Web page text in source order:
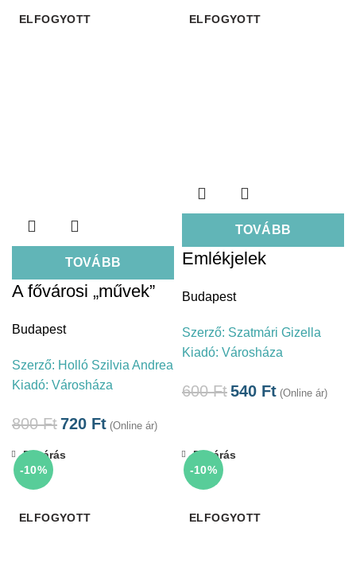
ELFOGYOTT
TOVÁBB
A fővárosi „művek”
Budapest
Szerző: Holló Szilvia Andrea
Kiadó: Városháza
800Ft720 Ft (Online ár)
ELFOGYOTT
TOVÁBB
Emlékjelek
Budapest
Szerző: Szatmári Gizella
Kiadó: Városháza
600Ft540 Ft (Online ár)
-10%
ELFOGYOTT
Bezárás
-10%
ELFOGYOTT
Bezárás